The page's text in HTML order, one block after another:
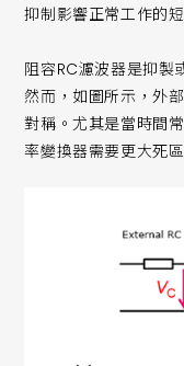
抑制影響正常工作的
阻容RC濾波器是抑製
然而，如圖所示，外
對稱。尤其是當時間
率變換器需要更大死